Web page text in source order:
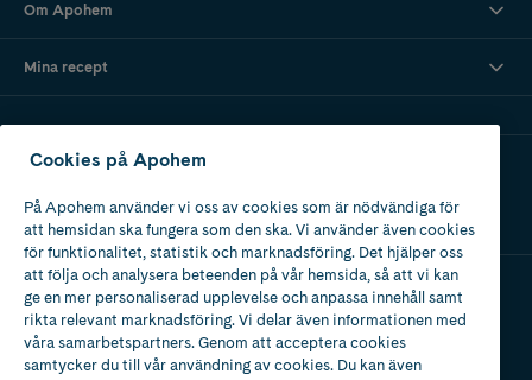
Om Apohem
Mina recept
Ladda ner vår app
Apotek med tillstånd
av Läkemedelsverket
Cookies på Apohem
På Apohem använder vi oss av cookies som är nödvändiga för
att hemsidan ska fungera som den ska. Vi använder även cookies
för funktionalitet, statistik och marknadsföring. Det hjälper oss
att följa och analysera beteenden på vår hemsida, så att vi kan
ge en mer personaliserad upplevelse och anpassa innehåll samt
rikta relevant marknadsföring. Vi delar även informationen med
våra samarbetspartners. Genom att acceptera cookies
samtycker du till vår användning av cookies. Du kan även